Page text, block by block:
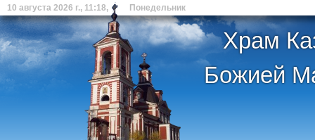
10 августа 2026 г., 11:18, Понедельник
Храм
Божией